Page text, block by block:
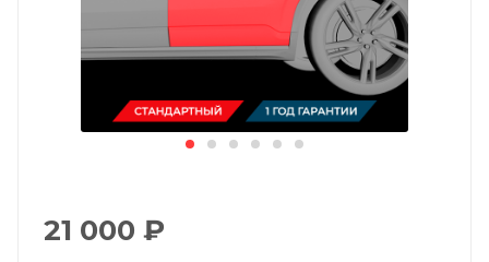
21 000 ₽